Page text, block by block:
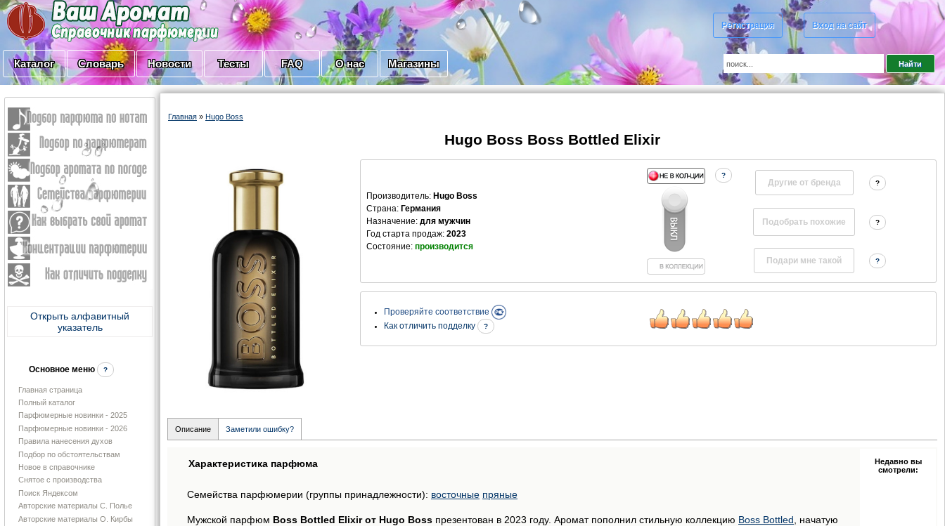
Регистрация Вход на сайт
Каталог Словарь Новости Тесты FAQ О нас Магазины
Открыть алфавитный
указатель
Основное меню ?
Главная страница
Полный каталог
Парфюмерные новинки - 2025
Парфюмерные новинки - 2026
Правила нанесения духов
Подбор по обстоятельствам
Новое в справочнике
Снятое с производства
Поиск Яндексом
Авторские материалы С. Полье
Авторские материалы О. Кирбы
Главная » Hugo Boss
Hugo Boss Boss Bottled Elixir
Производитель: Hugo Boss
Страна: Германия
Назначение: для мужчин
Год старта продаж: 2023
Состояние: производится
?
Другие от бренда ?
?
?
Проверяйте соответствие
Как отличить подделку
?
Описание Заметили ошибку?
Характеристика парфюма
Семейства парфюмерии (группы принадлежности): восточные пряные
Мужской парфюм Boss Bottled Elixir от Hugo Boss презентован в 2023 году. Аромат пополнил стильную коллекцию Boss Bottled , начатую
Недавно вы
смотрели: